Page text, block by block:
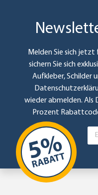
Melden Sie sich
sichern Sie sich
Aufkleber, Schilder
wieder abmelden. Als
Prozent